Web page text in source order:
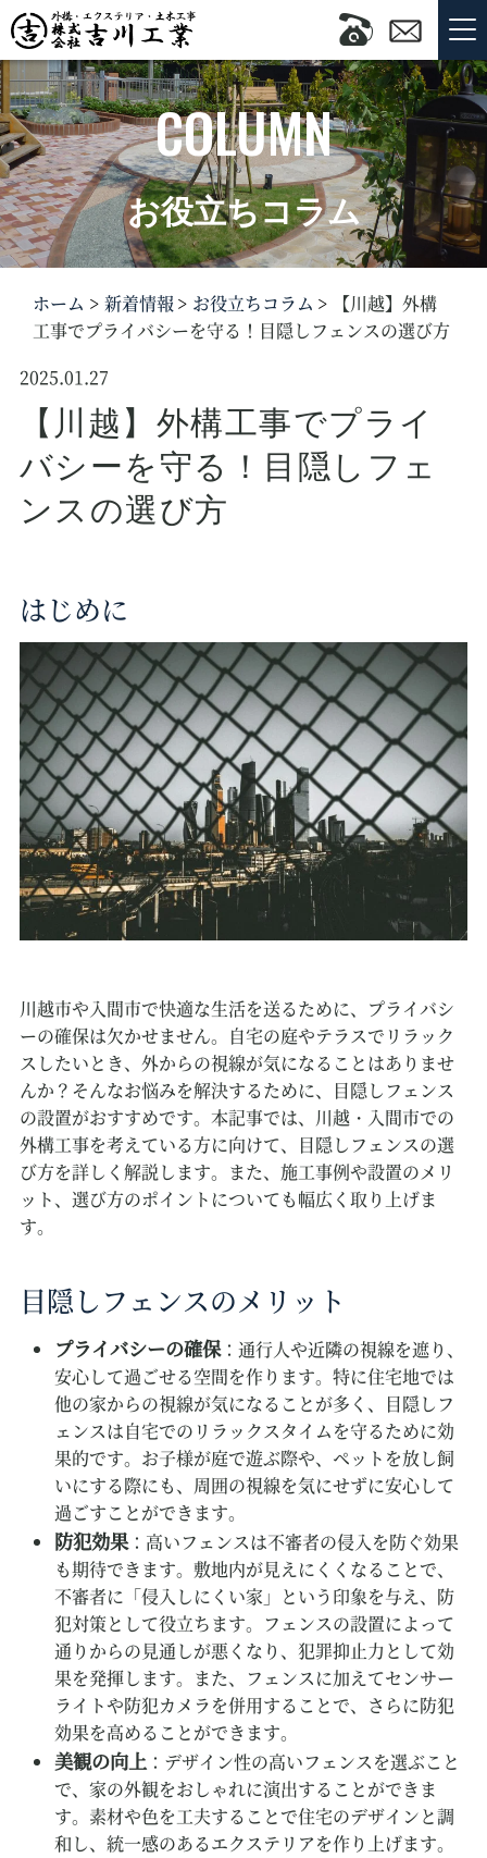
COLUMN
お役立ちコラム
ホーム 新着情報 お役立ちコラム
【川越】外構
工事でプライバシーを守る！目隠しフェンスの選び方
2025.01.27
【川越】外構工事でプライ
バシーを守る！目隠しフェ
ンスの選び方
はじめに
川越市や入間市で快適な生活を送るために、プライバシ
ーの確保は欠かせません。自宅の庭やテラスでリラック
スしたいとき、外からの視線が気になることはありませ
んか？そんなお悩みを解決するために、目隠しフェンス
の設置がおすすめです。本記事では、川越・入間市での
外構工事を考えている方に向けて、目隠しフェンスの選
び方を詳しく解説します。また、施工事例や設置のメリ
ット、選び方のポイントについても幅広く取り上げま
す。
目隠しフェンスのメリット
プライバシーの確保：通行人や近隣の視線を遮り、
安心して過ごせる空間を作ります。特に住宅地では
他の家からの視線が気になることが多く、目隠しフ
ェンスは自宅でのリラックスタイムを守るために効
果的です。お子様が庭で遊ぶ際や、ペットを放し飼
いにする際にも、周囲の視線を気にせずに安心して
過ごすことができます。
防犯効果：高いフェンスは不審者の侵入を防ぐ効果
も期待できます。敷地内が見えにくくなることで、
不審者に「侵入しにくい家」という印象を与え、防
犯対策として役立ちます。フェンスの設置によって
通りからの見通しが悪くなり、犯罪抑止力として効
果を発揮します。また、フェンスに加えてセンサー
ライトや防犯カメラを併用することで、さらに防犯
効果を高めることができます。
美観の向上：デザイン性の高いフェンスを選ぶこと
で、家の外観をおしゃれに演出することができま
す。素材や色を工夫することで住宅のデザインと調
和し、統一感のあるエクステリアを作り上げます。